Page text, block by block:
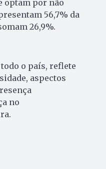
optam por não
56,7% da
26,9%.
o país, reflete
aspectos
no